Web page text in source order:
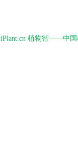
iPlant.cn 植物智——中国